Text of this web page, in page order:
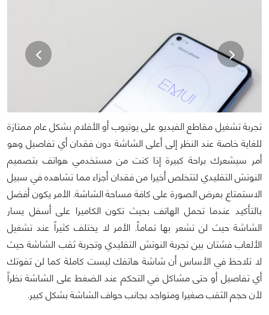
تجربة تشغيل مقاطع الفيديو على يوتيوب أو الأفلام بشكل عام ممتازة
للغاية خاصة عند النظر إلى أعلى الشاشة دون فقدان أي تفاصيل وهو
أمر سيشعرك براحة كبيرة إذا كنت من مستخدمي هواتف بتصميم
النوتش التقليدي لتتخلص أخيرا من فقدان أجزاء مما تشاهده في سبيل
الاستمتاع بعرض الصورة على كافة مساحة الشاشة. الأمر يكون أفضل
بالتأكيد عندما تحمل الهاتف بحيث تكون الكاميرا على أسفل يسار
الشاشة حيث لن تشعر بها تماماً. الأمر لا يختلف كثيراً عند تشغيل
الألعاب فشتان بين تجربة النوتش التقليدي وتجربة ثقب الشاشة حيث
لا تلاحظ في الأساس أن شاشة هاتفك ليست كاملة كما لن تفوتك
أي تفاصيل أو حتى مشاكل في التحكم عند الضغط على الشاشة نظراً
لأن حجم الثقب صغيرا ومتواجد بجانب حواف الشاشة بشكل كبير.